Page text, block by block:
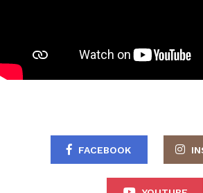
FACEBOOK